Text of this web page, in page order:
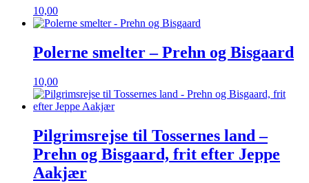
10,00
Polerne smelter – Prehn og Bisgaard
10,00
Pilgrimsrejse til Tossernes land –
Prehn og Bisgaard, frit efter Jeppe
Aakjær